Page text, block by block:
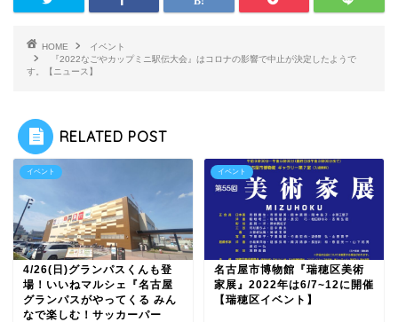
HOME
イベント
『2022なごやカップミニ駅伝大会』はコロナの影響で中止が決定したようで
す。【ニュース】
RELATED POST
イベント
4/26(日)グランパスくんも登
場！いいねマルシェ『名古屋
グランパスがやってくる みん
なで楽しむ！サッカーパー
イベント
名古屋市博物館『瑞穂区美術
家展』2022年は6/7~12に開催
【瑞穂区イベント】